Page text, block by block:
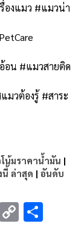
องแมว #แมวน่า
อน #แมวสายติด
มวต้องรู้ #สาระ
น้มราคาน้ำมัน |
นี้ ล่าสุด | อันดับ
E C